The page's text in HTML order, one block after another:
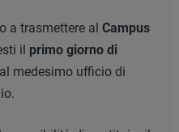
a trasmettere al Campus
il primo giorno di
medesimo ufficio di